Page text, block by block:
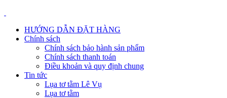
HƯỚNG DẪN ĐẶT HÀNG
Chính sách
Chính sách bảo hành sản phẩm
Chính sách thanh toán
Điều khoản và quy định chung
Tin tức
Lụa tơ tằm Lê Vụ
Lụa tơ tằm